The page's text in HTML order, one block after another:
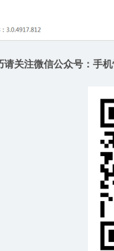
关注微信公众号：手